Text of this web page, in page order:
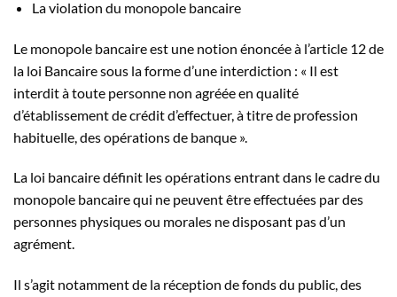
La violation du monopole bancaire
Le monopole bancaire est une notion énoncée à l’article 12 de
la loi Bancaire sous la forme d’une interdiction : « Il est
interdit à toute personne non agréée en qualité
d’établissement de crédit d’effectuer, à titre de profession
habituelle, des opérations de banque ».
La loi bancaire définit les opérations entrant dans le cadre du
monopole bancaire qui ne peuvent être effectuées par des
personnes physiques ou morales ne disposant pas d’un
agrément.
Il s’agit notamment de la réception de fonds du public, des